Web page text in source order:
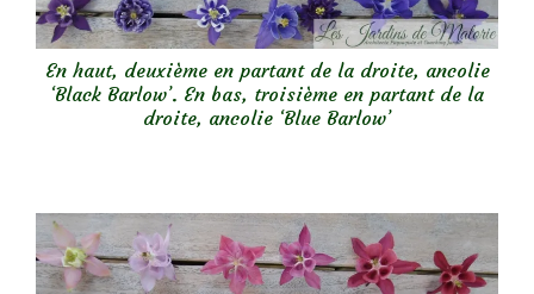
En haut, deuxième en partant de la droite, ancolie
‘Black Barlow’. En bas, troisième en partant de la
droite, ancolie ‘Blue Barlow’